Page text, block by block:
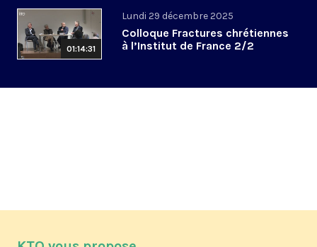
01:14:31
Lundi 29 décembre 2025
Colloque Fractures chrétiennes
à l’Institut de France 2/2